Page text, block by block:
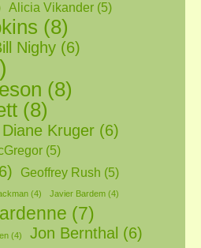
Alicia Vikander (5)
(8)
Nighy (6)
(8)
(8)
Diane Kruger (6)
(5)
Geoffrey Rush (5)
(4) Javier Bardem (4)
(7)
(4) Jon Bernthal (6)